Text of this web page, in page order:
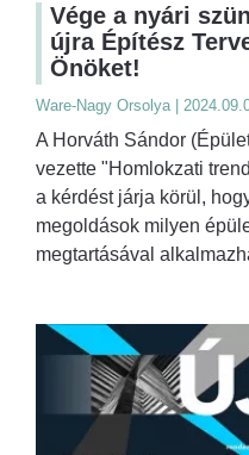
Vége a nyári
újra Építész
Önöket!
Ware-Nagy Orsolya |
A Horváth Sándor
vezette "Homlokzati
a kérdést járja körül,
megoldások milyen
megtartásával